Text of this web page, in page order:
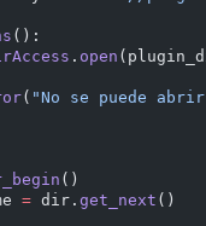
():
. open
( "No se puede
()
= dir. get_next ()